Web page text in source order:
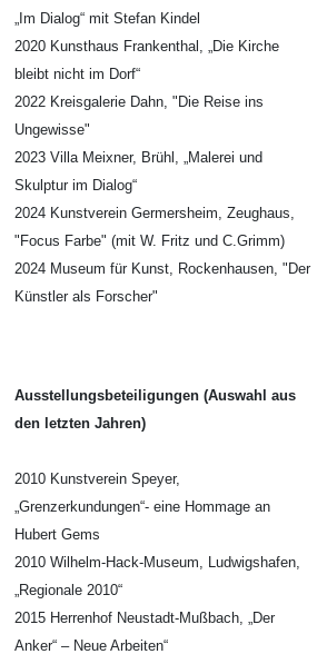
„Im Dialog“ mit Stefan Kindel
2020 Kunsthaus Frankenthal, „Die Kirche
bleibt nicht im Dorf“
2022 Kreisgalerie Dahn, "Die Reise ins
Ungewisse"
2023 Villa Meixner, Brühl, „Malerei und
Skulptur im Dialog“
2024 Kunstverein Germersheim, Zeughaus,
"Focus Farbe" (mit W. Fritz und C.Grimm)
2024 Museum für Kunst, Rockenhausen, "Der
Künstler als Forscher"
Ausstellungsbeteiligungen (Auswahl aus
den letzten Jahren)
2010 Kunstverein Speyer,
„Grenzerkundungen“- eine Hommage an
Hubert Gems
2010 Wilhelm-Hack-Museum, Ludwigshafen,
„Regionale 2010“
2015 Herrenhof Neustadt-Mußbach, „Der
Anker“ – Neue Arbeiten“